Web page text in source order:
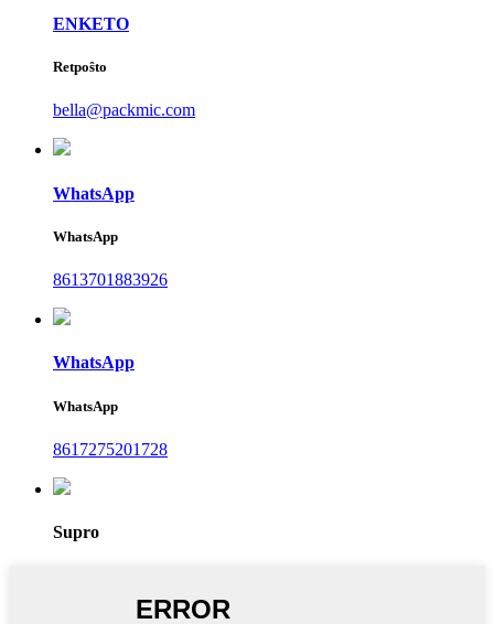
ENKETO
Retpoŝto
bella@packmic.com
WhatsApp
WhatsApp
8613701883926
WhatsApp
WhatsApp
8617275201728
Supro